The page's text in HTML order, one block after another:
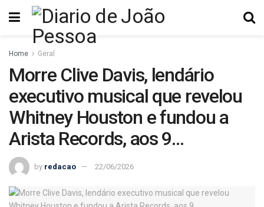
Home Geral
Morre Clive Davis, lendário
executivo musical que revelou
Whitney Houston e fundou a
Arista Records, aos 9…
by redacao 22/06/2026